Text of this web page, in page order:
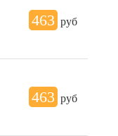
463 руб
463 руб